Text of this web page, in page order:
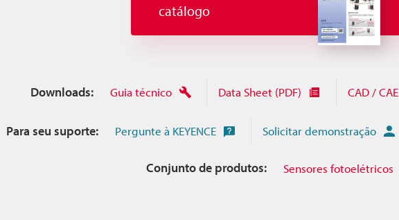
catálogo
Downloads: Guia técnico Data Sheet (PDF) CAD / CAE
Para seu suporte: Pergunte à KEYENCE Solicitar demonstração
Conjunto de produtos: Sensores fotoelétricos